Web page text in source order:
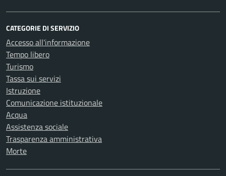
CATEGORIE DI SERVIZIO
Accesso all'informazione
Tempo libero
Turismo
Tassa sui servizi
Istruzione
Comunicazione istituzionale
Acqua
Assistenza sociale
Trasparenza amministrativa
Morte